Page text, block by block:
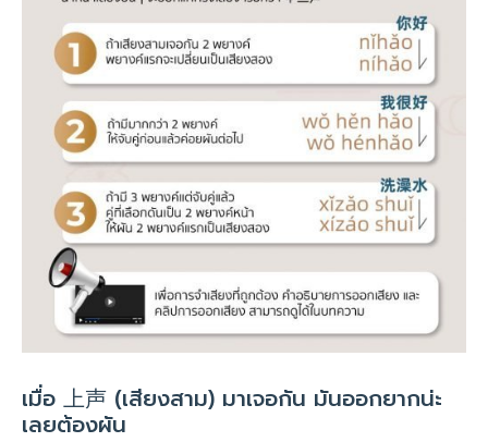
เมื่อ 上声 (เสียงสาม) มาเจอกัน มันออกยากน่ะ
เลยต้องผัน